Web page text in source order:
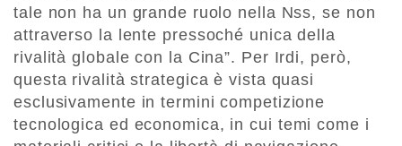
tale non ha un grande ruolo nella Nss, se non
attraverso la lente pressoché unica della
rivalità globale con la Cina”. Per Irdi, però,
questa rivalitàstrategica è vista quasi
esclusivamente in termini competizione
tecnologica ed economica, in cui temi come i